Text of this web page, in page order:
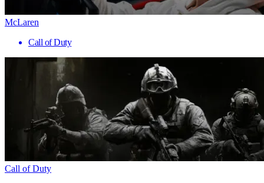
McLaren
Call of Duty
Call of Duty